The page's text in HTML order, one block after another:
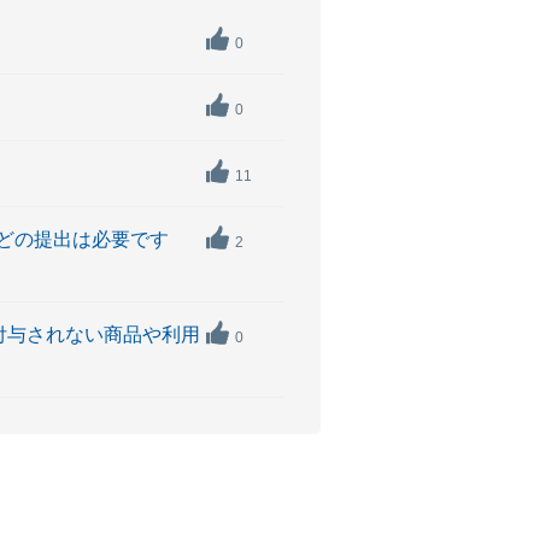
0
0
11
の提出は必要です
2
されない商品や利用
0